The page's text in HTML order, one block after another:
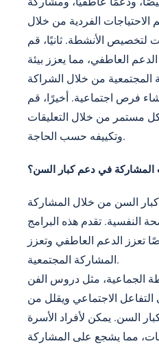
الاحتياجات الفردية من خلال
لتخصيص الأنشطة. ثانيًا، قم
العاطفي، مما يعزز بيئة
المجتمعية من خلال الشراكة
فرص اجتماعية. أخيرًا، قم
مستمر من خلال التعليقات
وتكييفه حسب الحاجة.
المشاركة في دعم كبار السن؟
السن من خلال المشاركة
النفسية. تقدم هذه البرامج
الدعم العاطفي وتعزز
المشاركة المجتمعية.
الجماعية، مثل دروس الفن
التفاعل الاجتماعي ويقلل من
السن. يمكن لأفراد الأسرة
مما يشجع على المشاركة